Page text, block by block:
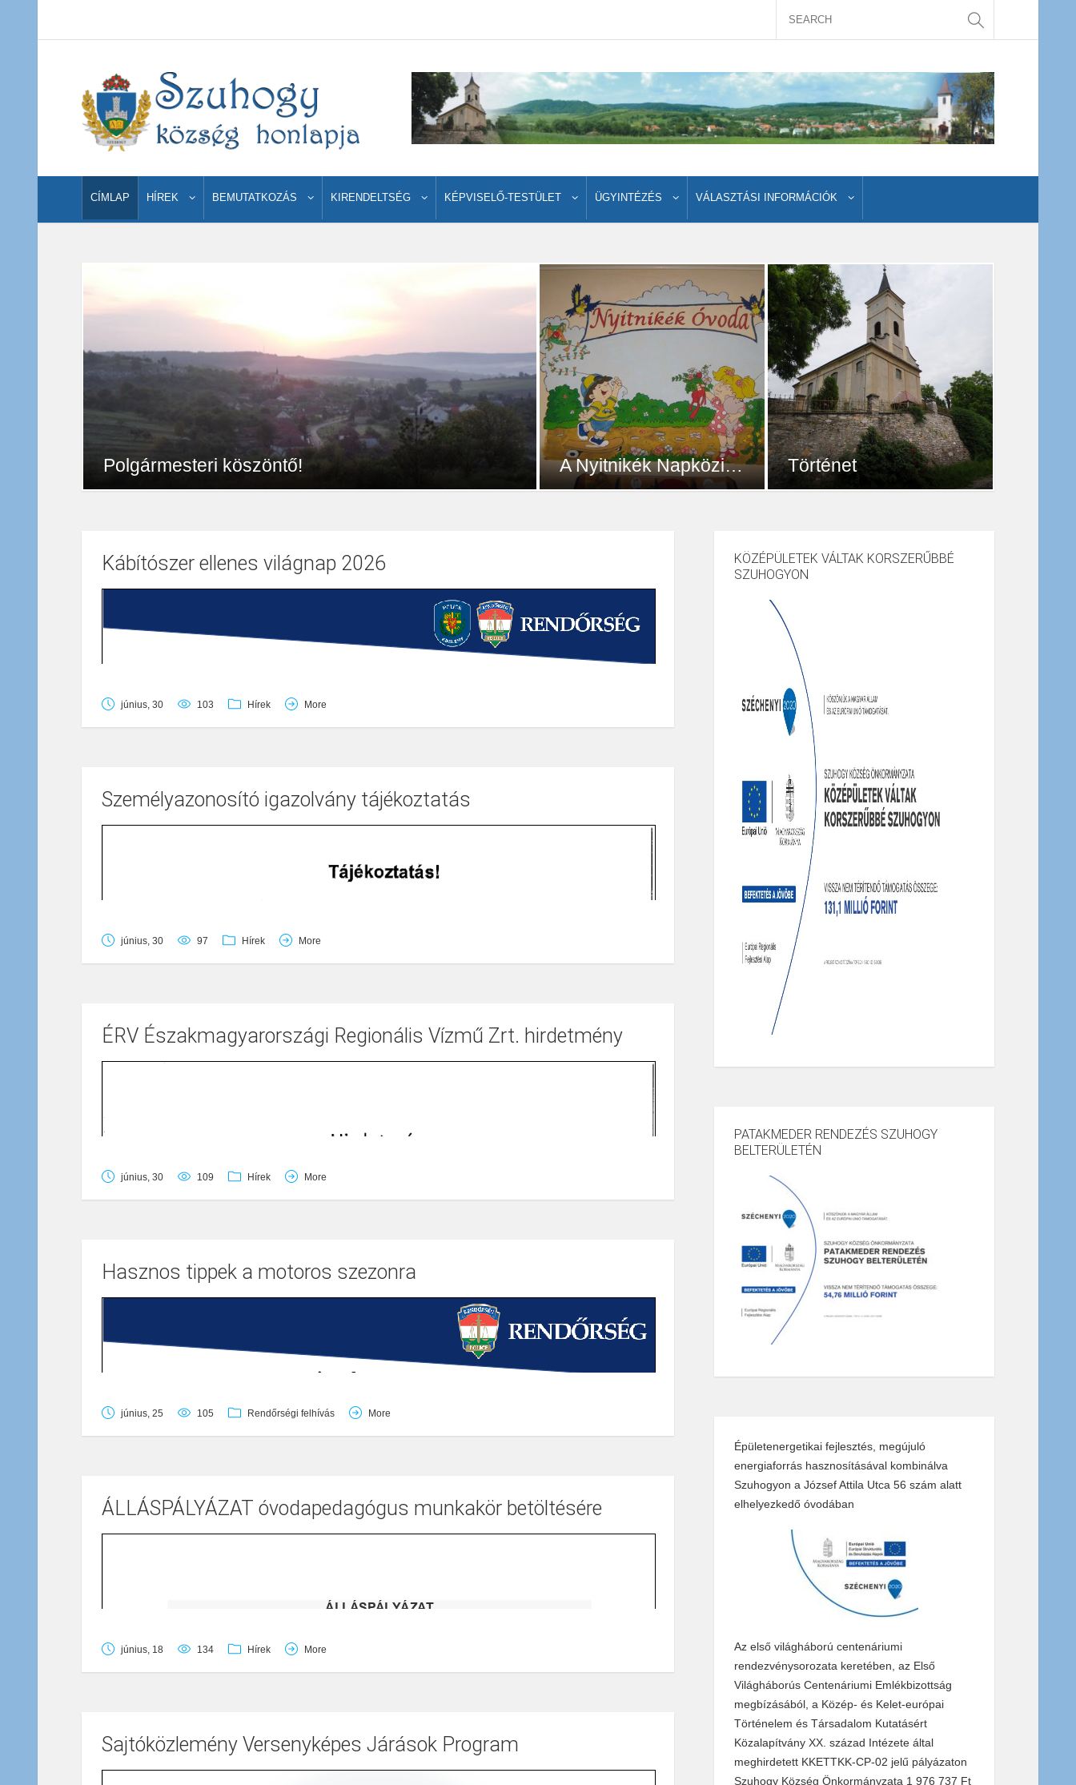
CÍMLAP HÍREK BEMUTATKOZÁS KIRENDELTSÉG KÉPVISELŐ-TESTÜLET ÜGYINTÉZÉS VÁLASZTÁSI INFORMÁCIÓK
Polgármesteri köszöntő! A Nyitnikék Napközi Otthonos Óvoda bemutatása
eredményeképpen két csoportos,
Történet
ből való. Az 1332. évi pápai
tizedlajstrom már egyházát,...
Kábítószer ellenes világnap 2026
június, 30 103 Hírek More
Személyazonosító igazolvány tájékoztatás
június, 30 97 Hírek More
ÉRV Északmagyarországi Regionális Vízmű Zrt. hirdetmény
június, 30 109 Hírek More
Hasznos tippek a motoros szezonra
június, 25 105 Rendőrségi felhívás More
ÁLLÁSPÁLYÁZAT óvodapedagógus munkakör betöltésére
június, 18 134 Hírek More
Sajtóközlemény Versenyképes Járások Program
KÖZÉPÜLETEK VÁLTAK KORSZERŰBBÉ
SZUHOGYON
PATAKMEDER RENDEZÉS SZUHOGY
BELTERÜLETÉN
Épületenergetikai fejlesztés, megújuló
energiaforrás hasznosításával kombinálva
Szuhogyon a József Attila Utca 56 szám alatt
elhelyezkedő óvodában
Az első világháború centenáriumi
rendezvénysorozata keretében, az Első
Világháborús Centenáriumi Emlékbizottság
megbízásából, a Közép- és Kelet-európai
Történelem és Társadalom Kutatásért
Közalapítvány XX. század Intézete által
meghirdetett KKETTKK-CP-02 jelű pályázaton
Szuhogy Község Önkormányzata 1 976 737 Ft